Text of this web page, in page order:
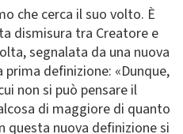
che cerca il suo volto. È
dismisura tra Creatore e
segnalata da una nuova
definizione: «Dunque,
non si può pensare il
di maggiore di quanto
questa nuova definizione si